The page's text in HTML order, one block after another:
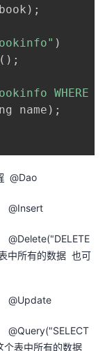
) ;
)
( ) ;
WHERE
name ) ;
@Dao
@Insert
@Delete("DELETE
中所有的数据 也可
@Update
@Query("SELECT
表中所有的数据